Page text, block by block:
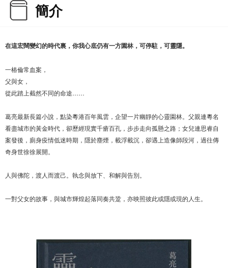
簡介
在這宏闊變幻的時代裏，你我心底仍有一方園林，可停駐，可靈隱。
一樁倫常血案，
父與女，
從此踏上截然不同的命途……
葛亮最新長篇小說，點染粵港百年風雲，企望一片幽靜的心靈園林。父親連粵名
看盡城市的黃金時代，卻歷經現實千瘡百孔，步步走向孤懸之路；女兒連思睿自
案發後，廁身疫情低迷時期，隱於塵煙，載浮載沉，卻遇上造像師段河，過往傳
奇身世徐徐展開。
人與佛陀，渡人而渡己。執念與放下、和解與告別。
一對父女的故事，與城市輝煌起落同奏共跫，亦映照彼此或隱或現的人生。